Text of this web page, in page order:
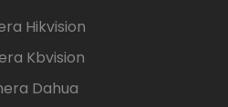
Hikvision(current)
Kbvision
Dahua